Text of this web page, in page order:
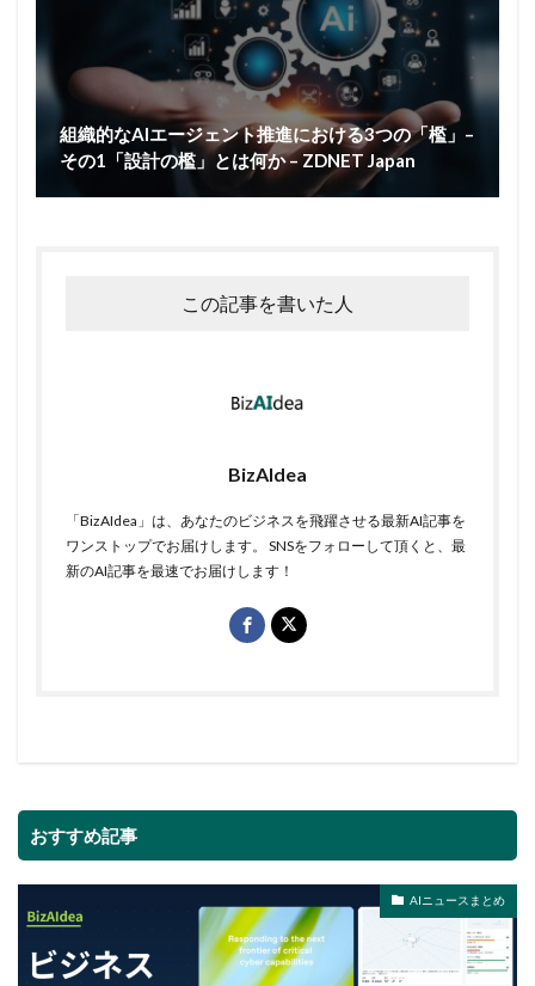
組織的なAIエージェント推進における3つの「檻」–
その1「設計の檻」とは何か – ZDNET Japan
この記事を書いた人
BizAIdea
「BizAIdea」は、あなたのビジネスを飛躍させる最新AI記事を
ワンストップでお届けします。 SNSをフォローして頂くと、最
新のAI記事を最速でお届けします！
おすすめ記事
AIニュースまとめ